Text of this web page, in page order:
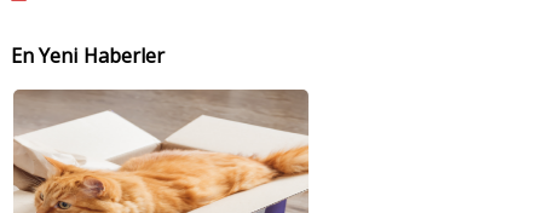
En Yeni Haberler